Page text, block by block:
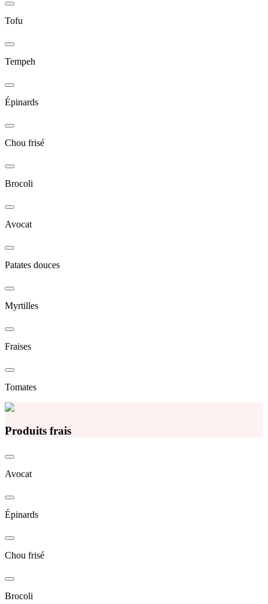
Tofu
Tempeh
Épinards
Chou frisé
Brocoli
Avocat
Patates douces
Myrtilles
Fraises
Tomates
Produits frais
Avocat
Épinards
Chou frisé
Brocoli